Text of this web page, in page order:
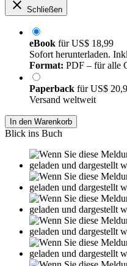
Schließen
eBook fürUS$ 18,99
Sofort herunterladen.
Format: PDF – für alle
Paperback fürUS$
Versand weltweit
In den Warenkorb
Blick ins Buch
Leseprobe aus 27 Seiten